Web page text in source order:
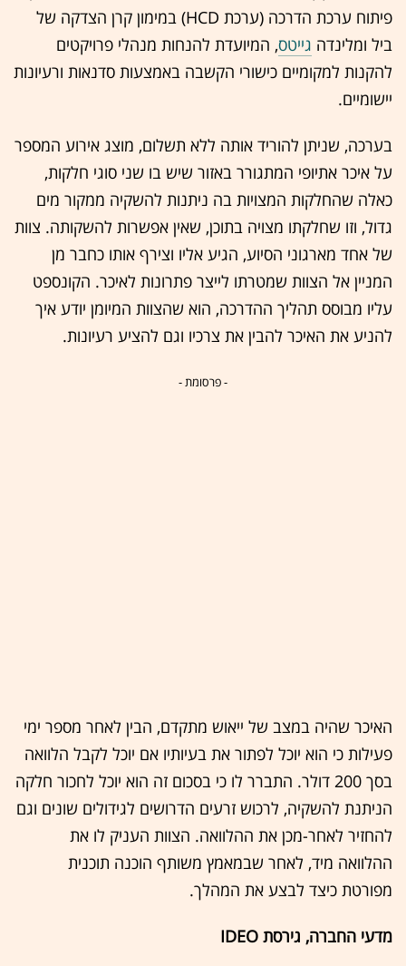
פיתוח ערכת הדרכה (ערכת HCD) במימון קרן הצדקה של
ביל ומלינדה גייטס, המיועדת להנחות מנהלי פרויקטים
להקנות למקומיים כישורי הקשבה באמצעות סדנאות ורעיונות
יישומיים.
בערכה, שניתן להוריד אותה ללא תשלום, מוצג אירוע המספר
על איכר אתיופי המתגורר באזור שיש בו שני סוגי חלקות,
כאלה שהחלקות המצויות בה ניתנות להשקיה ממקור מים
גדול, וזו שחלקתו מצויה בתוכן, שאין אפשרות להשקותה. צוות
של אחד מארגוני הסיוע, הגיע אליו וצירף אותו כחבר מן
המניין אל הצוות שמטרתו לייצר פתרונות לאיכר. הקונספט
עליו מבוסס תהליך ההדרכה, הוא שהצוות המיומן יודע איך
להניע את האיכר להבין את צרכיו וגם להציע רעיונות.
- פרסומת -
האיכר שהיה במצב של ייאוש מתקדם, הבין לאחר מספר ימי
פעילות כי הוא יוכל לפתור את בעיותיו אם יוכל לקבל הלוואה
בסך 200 דולר. התברר לו כי בסכום זה הוא יוכל לחכור חלקה
הניתנת להשקיה, לרכוש זרעים הדרושים לגידולים שונים וגם
להחזיר לאחר-מכן את ההלוואה. הצוות העניק לו את
ההלוואה מיד, לאחר שבמאמץ משותף הוכנה תוכנית
מפורטת כיצד לבצע את המהלך.
מדעי החברה, גירסת IDEO